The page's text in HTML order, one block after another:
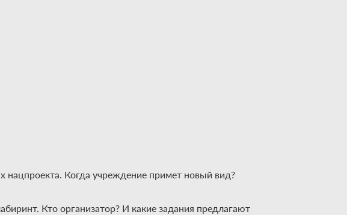
нацпроекта. Когда учреждение примет новый вид?
Кто организатор? И какие задания предлагают